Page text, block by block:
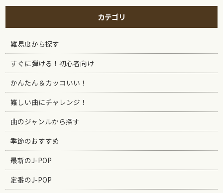
カテゴリ
難易度から探す
すぐに弾ける！初心者向け
かんたん＆カッコいい！
難しい曲にチャレンジ！
曲のジャンルから探す
季節のおすすめ
最新のJ-POP
定番のJ-POP